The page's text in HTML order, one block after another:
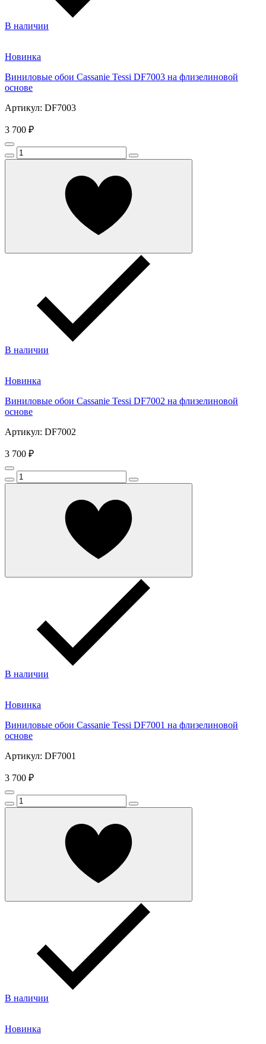
В наличии
Новинка
Виниловые обои Cassanie Tessi DF7003 на флизелиновой
основе
Артикул: DF7003
3 700 ₽
В наличии
Новинка
Виниловые обои Cassanie Tessi DF7002 на флизелиновой
основе
Артикул: DF7002
3 700 ₽
В наличии
Новинка
Виниловые обои Cassanie Tessi DF7001 на флизелиновой
основе
Артикул: DF7001
3 700 ₽
В наличии
Новинка